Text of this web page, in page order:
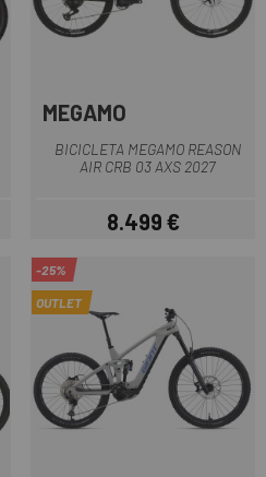
MEGAMO
BICICLETA MEGAMO REASON
AIR CRB 03 AXS 2027
Preu
8.499 €
-25%
OUTLET